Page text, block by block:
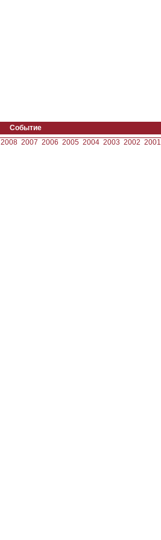
Событие
2008 2007 2006 2005 2004 2003 2002 2001